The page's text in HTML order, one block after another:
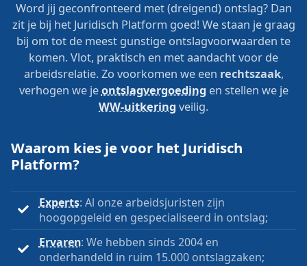
Word jij geconfronteerd met (dreigend) ontslag? Dan
zit je bij het Juridisch Platform goed! We staan je graag
bij om tot de meest gunstige ontslagvoorwaarden te
komen. Vlot, praktisch en met aandacht voor de
arbeidsrelatie. Zo voorkomen we een rechtszaak,
verhogen we jeontslagvergoeding en stellen we je
WW-uitkering veilig.
Waarom kies je voor het Juridisch
Platform?
Experts: Al onze arbeidsjuristen zijn
hoogopgeleid en gespecialiseerd in ontslag;
Ervaren: We hebben sinds 2004 en
onderhandeld in ruim 15.000 ontslagzaken;